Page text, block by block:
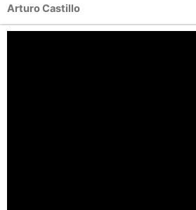
Arturo Castillo